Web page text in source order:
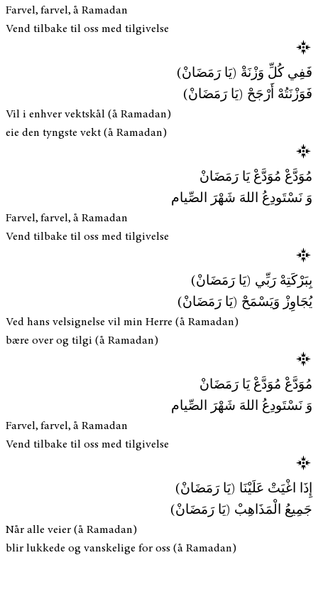
Farvel, farvel, å Ramadan
Vend tilbake til oss med tilgivelse
فَفِي كُلِّ وَزْنَةْ (يَا رَمَضَانْ)
فَوَزْنَتُهْ أَرْجَحْ (يَا رَمَضَانْ)
Vil i enhver vektskål (å Ramadan)
eie den tyngste vekt (å Ramadan)
مُوَدَّعْ مُوَدَّعْ يَا رَمَضَانْ
وَ نَسْتَودِعُ اللهَ شَهْرَ الصِّيام
Farvel, farvel, å Ramadan
Vend tilbake til oss med tilgivelse
بِبَرْكَتِهْ رَبِّي (يَا رَمَضَانْ)
يُجَاوِزْ وَيَسْمَحْ (يَا رَمَضَانْ)
Ved hans velsignelse vil min Herre (å Ramadan)
bære over og tilgi (å Ramadan)
مُوَدَّعْ مُوَدَّعْ يَا رَمَضَانْ
وَ نَسْتَودِعُ اللهَ شَهْرَ الصِّيام
Farvel, farvel, å Ramadan
Vend tilbake til oss med tilgivelse
إِذَا اغْيَتْ عَلَيْنَا (يَا رَمَضَانْ)
جَمِيعُ الْمَذَاهِبْ (يَا رَمَضَانْ)
Når alle veier (å Ramadan)
blir lukkede og vanskelige for oss (å Ramadan)